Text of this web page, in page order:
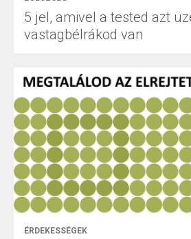
5 jel, amivel a tested azt
vastagbélrákod van
ÉRDEKESSÉGEK